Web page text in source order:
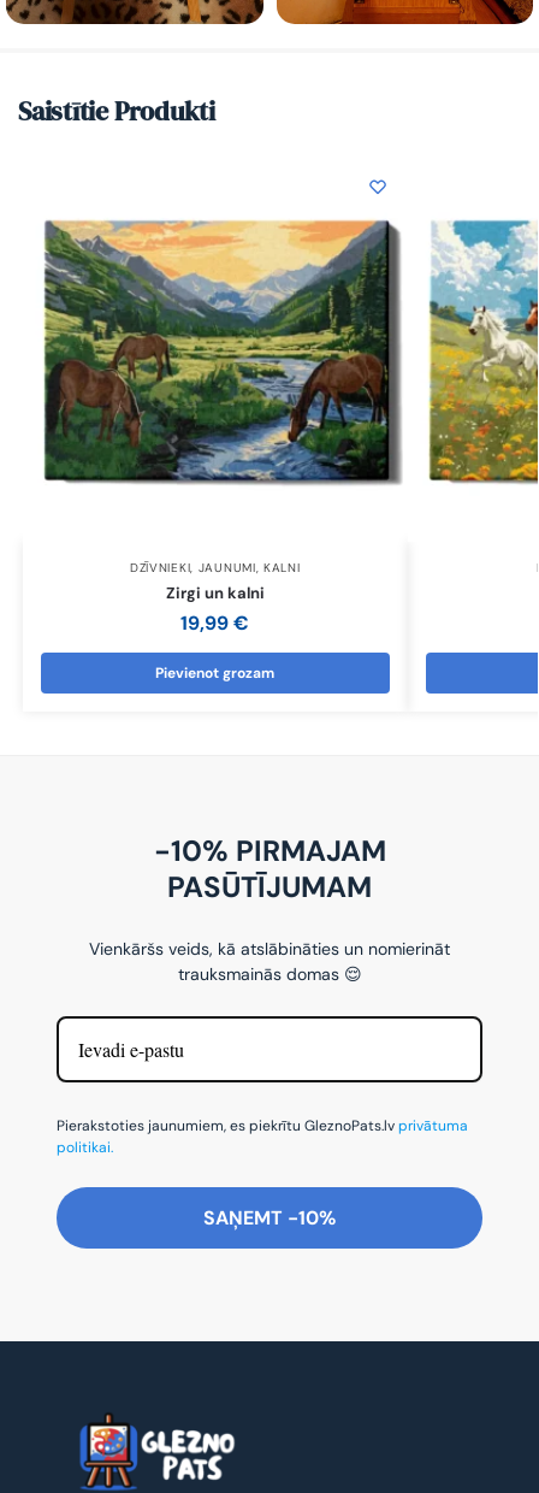
Saistītie Produkti
DZĪVNIEKI, JAUNUMI,KALNI
Zirgi un kalni
19,99€
Pievienot grozam
-10% PIRMAJAM
PASŪTĪJUMAM
Vienkāršs veids, kā atslābināties un nomierināt
trauksmainās domas 😌
Pierakstoties jaunumiem, es piekrītu GleznoPats.lvprivātuma
politikai.
SAŅEMT -10%